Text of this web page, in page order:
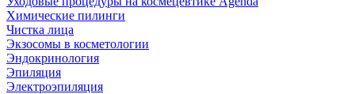
Химические пилинги
Чистка лица
Экзосомы в косметологии
Эндокринология
Эпиляция
Электроэпиляция